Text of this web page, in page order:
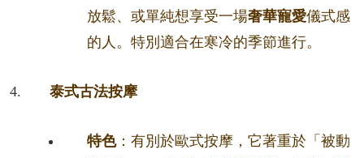
放鬆、或單純想享受一場奢華寵愛儀式感
的人。特別適合在寒冷的季節進行。
泰式古法按摩
特色：有別於歐式按摩，它著重於「被動